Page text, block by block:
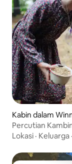
Kabin dalam
Percutian
Mandi Air Panas
Lokasi · Keluarga ·